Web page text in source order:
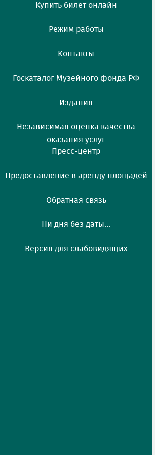
Купить билет онлайн
Режим работы
Контакты
Госкаталог Музейного фонда РФ
Издания
Независимая оценка качества
оказания услуг
Пресс-центр
Предоставление в аренду площадей
Обратная связь
Ни дня без даты...
Версия для слабовидящих